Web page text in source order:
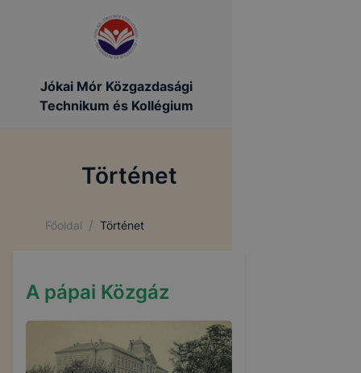
Jókai Mór Közgazdasági
Technikum és Kollégium
Történet
Főoldal / Történet
A pápai Közgáz